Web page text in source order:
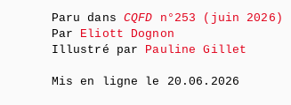
Paru dans CQFD n°253 (juin 2026)
Par Eliott Dognon
Illustré par Pauline Gillet
Mis en ligne le 20.06.2026